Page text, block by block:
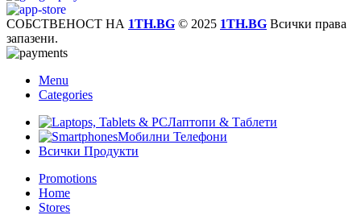
СОБСТВЕНОСТ НА 1TH.BG © 2025 1TH.BG Всички права
запазени.
Menu
Categories
Лаптопи & Таблети
Мобилни Телефони
Всички Продукти
Promotions
Home
Stores